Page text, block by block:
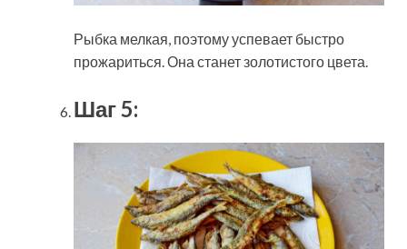
Рыбка мелкая, поэтому успевает быстро
прожариться. Она станет золотистого цвета.
Шаг 5: